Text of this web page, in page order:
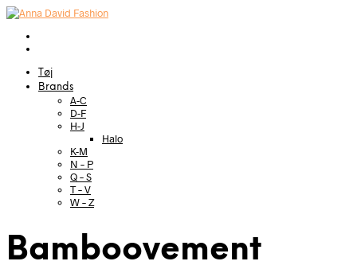
Tøj
Brands
A-C
D-F
H-J
Halo
K-M
N – P
Q – S
T – V
W – Z
Bamboovement